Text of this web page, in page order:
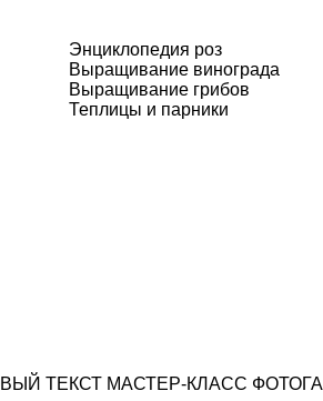
Энциклопедия роз
Выращивание винограда
Выращивание грибов
Теплицы и парники
ТЕКСТ МАСТЕР-КЛАСС